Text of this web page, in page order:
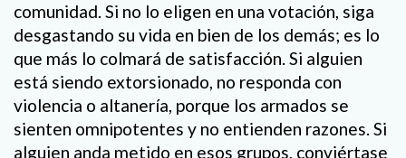
comunidad. Si no lo eligen en una votación, siga
desgastando su vida en bien de los demás; es lo
que más lo colmará de satisfacción. Si alguien
está siendo extorsionado, no responda con
violencia o altanería, porque los armados se
sienten omnipotentes y no entienden razones. Si
alguien anda metido en esos grupos, conviértase